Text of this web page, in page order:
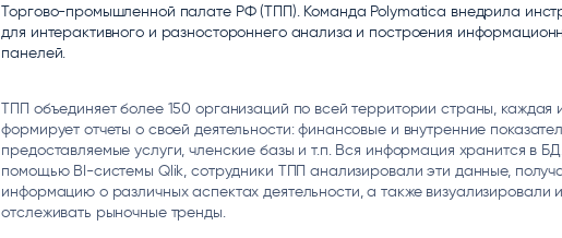
Robovoice
ГОЛОСОВЫЕ И ТЕКСТОВЫЕ БОТЫ
Преферентум
ИНТЕЛЛЕКТУАЛЬНАЯ ОБРАБОТКА
MD Audit
КОНТРОЛЬ ОПЕРАЦИОННОЙ
Торгово-промышленной палате РФ (ТПП). Команда Polymatica внедрила
для интерактивного и разностороннего анализа и построения
панелей.
ТПП объединяет более 150 организаций по всей территории страны, каждая
формирует отчеты о своей деятельности: финансовые и внутренние
предоставляемые услуги, членские базы и т.п. Вся информация хранится в
помощью BI-системы Qlik, сотрудники ТПП анализировали эти данные,
информацию о различных аспектах деятельности, а также визуализировали
отслеживать рыночные тренды.